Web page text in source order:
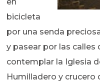
en
bicicleta
por una senda
y pasear por las calles
contemplar la Iglesia
Humilladero y crucero